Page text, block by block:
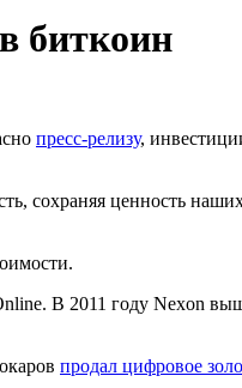
биткоин
пресс-релизу,
сохраняя ценность
В 2011 году Nexon
продал цифровое